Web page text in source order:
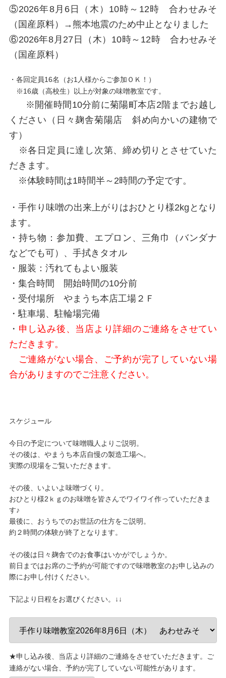
⑤2026年8月6日（木）10時～12時 合わせみそ
（国産原料）→熊本地震のため中止となりました
⑥2026年8月27日（木）10時～12時 合わせみそ
（国産原料）
・各回定員16名（お1人様からご参加ＯＫ！）
※16歳（高校生）以上が対象の味噌教室です。
※開催時間10分前に菊陽町本店2階までお越し
ください（日々麹舎菊陽店 斜め向かいの建物で
す）
※各日定員に達し次第、締め切りとさせていた
だきます。
※体験時間は1時間半～2時間の予定です。
・手作り味噌の出来上がりはおひとり様2kgとなり
ます。
・持ち物：参加費、エプロン、三角巾（バンダナ
などでも可）、手拭きタオル
・服装：汚れてもよい服装
・集合時間 開始時間の10分前
・受付場所 やまうち本店工場２Ｆ
・駐車場、駐輪場完備
・ 申し込み後、当店より詳細のご連絡をさせてい
ただきます。
ご連絡がない場合、ご予約が完了していない場
合がありますのでご注意ください。
スケジュール
今日の予定について味噌職人よりご説明。
その後は、やまうち本店自慢の製造工場へ。
実際の現場をご覧いただきます。
その後、いよいよ味噌づくり。
おひとり様2ｋｇのお味噌を皆さんでワイワイ作っていただきま
す♪
最後に、おうちでのお世話の仕方をご説明。
約２時間の体験が終了となります。
その後は日々麹舎でのお食事はいかがでしょうか。
前日まではお席のご予約が可能ですので味噌教室のお申し込みの
際にお申し付けください。
下記より日程をお選びください。↓↓
★申し込み後、当店より詳細のご連絡をさせていただきます。ご
連絡がない場合、予約が完了していない可能性があります。